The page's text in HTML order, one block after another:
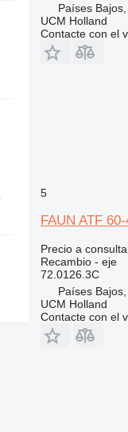
Países
UCM Holland
Contacte con el
5
FAUN ATF
Precio a
Recambio - eje
72.0126.3C
Países
UCM Holland
Contacte con el